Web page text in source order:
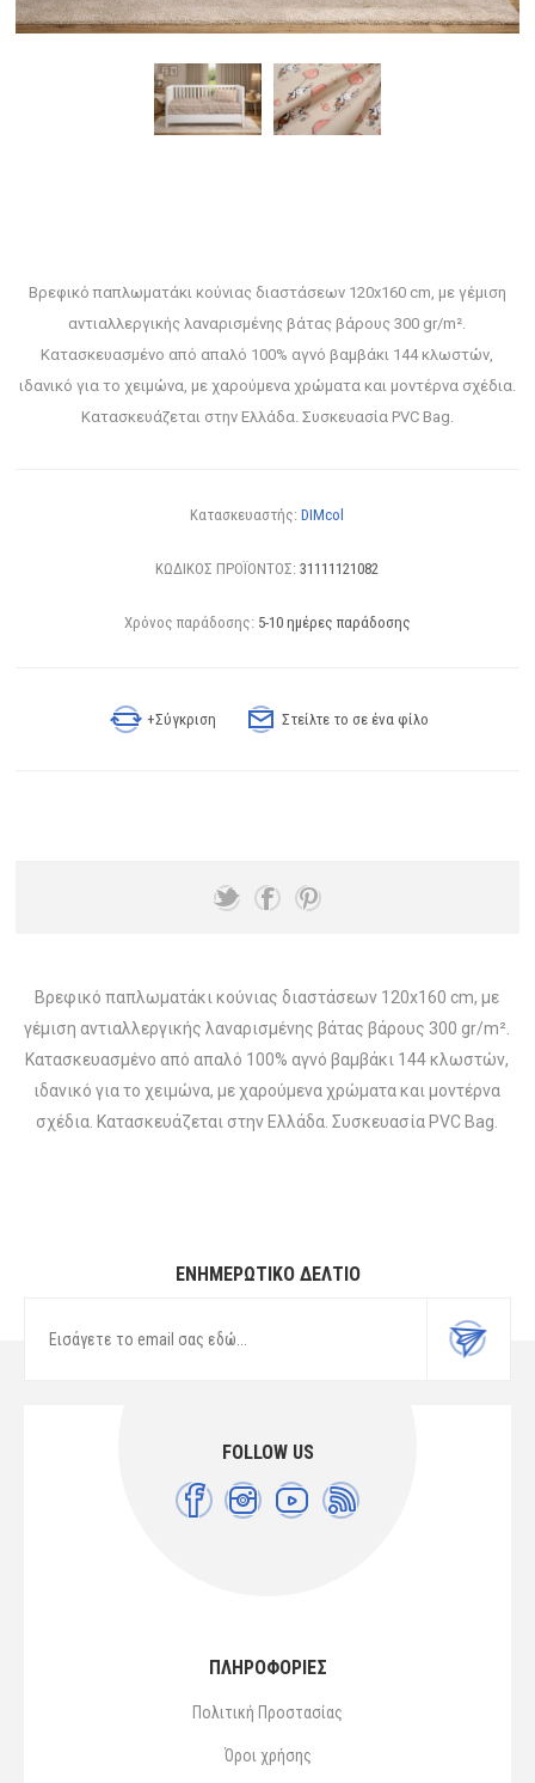
Βρεφικό παπλωματάκι κούνιας διαστάσεων 120x160 cm, με γέμιση
αντιαλλεργικής λαναρισμένης βάτας βάρους 300 gr/m².
Κατασκευασμένο από απαλό 100% αγνό βαμβάκι 144 κλωστών,
ιδανικό για το χειμώνα, με χαρούμενα χρώματα και μοντέρνα σχέδια.
Κατασκευάζεται στην Ελλάδα. Συσκευασία PVC Bag.
Κατασκευαστής: DIMcol
ΚΩΔΙΚΟΣ ΠΡΟΪΟΝΤΟΣ: 31111121082
Χρόνος παράδοσης: 5-10 ημέρες παράδοσης
+Σύγκριση Στείλτε το σε ένα φίλο
Βρεφικό παπλωματάκι κούνιας διαστάσεων 120x160 cm, με
γέμιση αντιαλλεργικής λαναρισμένης βάτας βάρους 300 gr/m².
Κατασκευασμένο από απαλό 100% αγνό βαμβάκι 144 κλωστών,
ιδανικό για το χειμώνα, με χαρούμενα χρώματα και μοντέρνα
σχέδια. Κατασκευάζεται στην Ελλάδα. Συσκευασία PVC Bag.
ΕΝΗΜΕΡΩΤΙΚΌ ΔΕΛΤΊΟ
FOLLOW US
ΠΛΗΡΟΦΟΡΙΕΣ
Πολιτική Προστασίας
Όροι χρήσης